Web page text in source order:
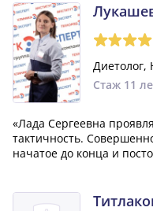
помогать людям!»
Диетолог,
Стаж 11
«Лада Сергеевна
тактичность.
начатое до конца и
безусловно считаю её